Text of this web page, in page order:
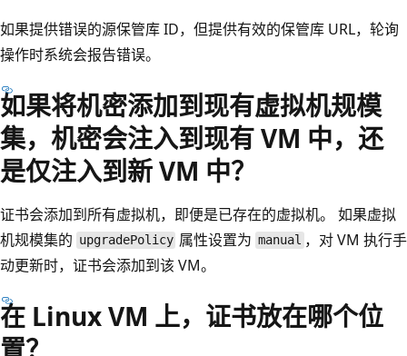
如果提供错误的源保管库 ID，但提供有效的保管库 URL，轮询
操作时系统会报告错误。
如果将机密添加到现有虚拟机规模
集，机密会注入到现有 VM 中，还
是仅注入到新 VM 中？
证书会添加到所有虚拟机，即便是已存在的虚拟机。 如果虚拟
机规模集的 upgradePolicy 属性设置为 manual ，对 VM 执行手
动更新时，证书会添加到该 VM。
在 Linux VM 上，证书放在哪个位
置？